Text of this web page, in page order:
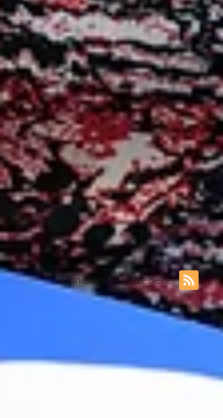
Abonieren Sie diese Seite